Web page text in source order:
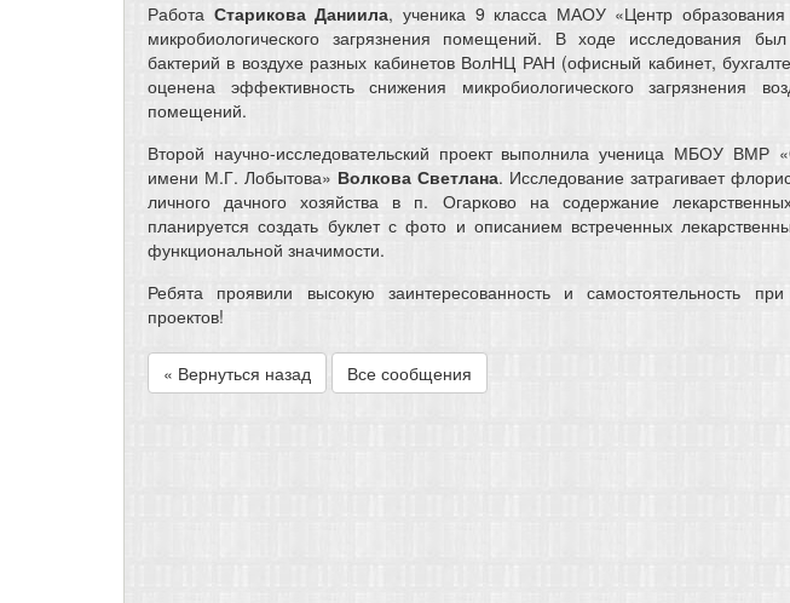
Работа Старикова Даниила, ученика 9 класса МАОУ «Центр
микробиологического загрязнения помещений. В ходе исследования
бактерий в воздухе разных кабинетов ВолНЦ РАН (офисный кабинет,
оценена эффективность снижения микробиологического загрязнения
помещений.
Второй научно-исследовательский проект выполнила ученица МБОУ ВМР
имени М.Г. Лобытова» Волкова Светлана. Исследование затрагивает
личного дачного хозяйства в п. Огарково на содержание
планируется создать буклет с фото и описанием встреченных
функциональной значимости.
Ребята проявили высокую заинтересованность и самостоятельность
проектов!
« Вернуться назад Все сообщения